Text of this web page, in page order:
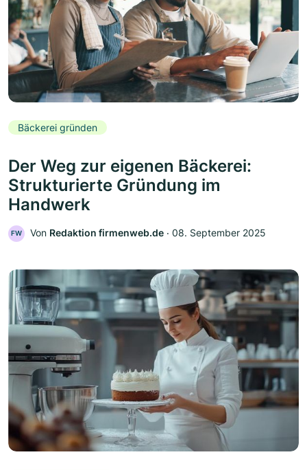
Bäckerei gründen
Der Weg zur eigenen Bäckerei:
Strukturierte Gründung im
Handwerk
FW Von Redaktion firmenweb.de ‧ 08. September 2025